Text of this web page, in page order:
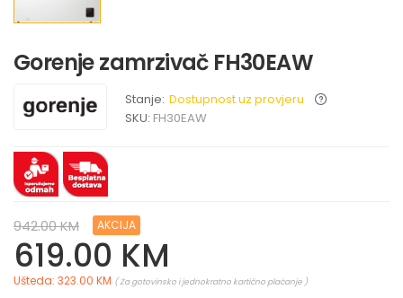
Gorenje zamrzivač FH30EAW
Stanje: Dostupnost uz provjeru
SKU: FH30EAW
942.00 KM AKCIJA
619.00 KM
Ušteda: 323.00 KM ( Za gotovinsko i jednokratno kartično plaćanje )